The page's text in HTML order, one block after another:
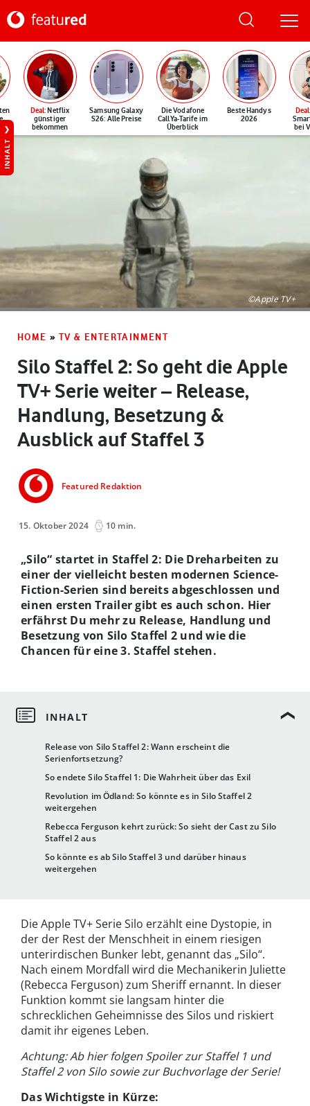
Deal: Netflix
günstiger
bekommen
Samsung Galaxy
S26: Alle Preise
Die Vodafone
CallYa-Tarife im
Überblick
Beste Handys
2026
Deal
bei
INHALT
©Apple TV+
HOME » TV & ENTERTAINMENT
Silo Staffel 2: So geht die Apple
TV+ Serie weiter – Release,
Handlung, Besetzung &
Ausblick auf Staffel 3
Featured Redaktion
15. Oktober 2024 10 min.
Release von Silo Staffel 2: Wann erscheint die
Serienfortsetzung?
So endete Silo Staffel 1: Die Wahrheit über das Exil
Revolution im Ödland: So könnte es in Silo Staffel 2
weitergehen
Rebecca Ferguson kehrt zurück: So sieht der Cast zu Silo
Staffel 2 aus
So könnte es ab Silo Staffel 3 und darüber hinaus
weitergehen
„Silo“ startet in Staffel 2: Die Dreharbeiten zu
einer der vielleicht besten modernen Science-
Fiction-Serien sind bereits abgeschlossen und
einen ersten Trailer gibt es auch schon. Hier
erfährst Du mehr zu Release, Handlung und
Besetzung von Silo Staffel 2 und wie die
Chancen für eine 3. Staffel stehen.
Die Apple TV+ Serie Silo erzählt eine Dystopie, in
der der Rest der Menschheit in einem riesigen
unterirdischen Bunker lebt, genannt das „Silo“.
Nach einem Mordfall wird die Mechanikerin Juliette
(Rebecca Ferguson) zum Sheriff ernannt. In dieser
Funktion kommt sie langsam hinter die
schrecklichen Geheimnisse des Silos und riskiert
damit ihr eigenes Leben.
Achtung: Ab hier folgen Spoiler zur Staffel 1 und
Staffel 2 von Silo sowie zur Buchvorlage der Serie!
Das Wichtigste in Kürze: